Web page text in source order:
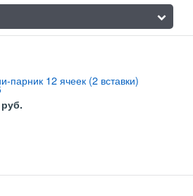
парник 12 ячеек (2 вставки)
руб.